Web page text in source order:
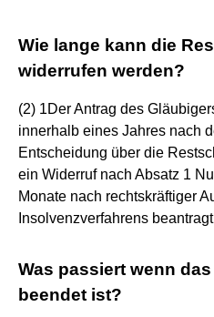
Wie lange kann die
widerrufen werden?
(2) 1Der Antrag des
innerhalb eines Jahres nach
Entscheidung über die
ein Widerruf nach Absatz 1
Monate nach rechtskräftiger
Insolvenzverfahrens
Was passiert wenn
beendet ist?